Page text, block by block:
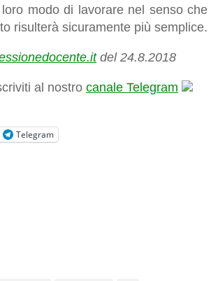
modo di lavorare nel senso che
risulterà sicuramente più semplice.
del 24.8.2018
al nostro canale Telegram
Telegram